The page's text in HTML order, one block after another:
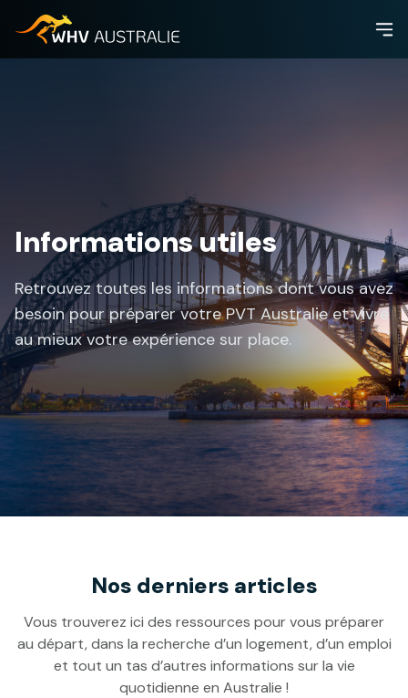
Informations utiles
Retrouvez toutes les informations dont vous avez
besoin pour préparer votre PVT Australie et vivre
au mieux votre expérience sur place.
Nos derniers articles
Vous trouverez ici des ressources pour vous préparer
au départ, dans la recherche d’un logement, d’un emploi
et tout un tas d’autres informations sur la vie
quotidienne en Australie !